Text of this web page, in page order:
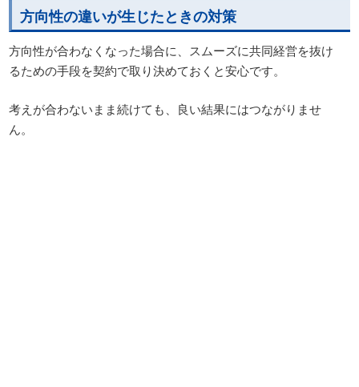
方向性の違いが生じたときの対策
方向性が合わなくなった場合に、スムーズに共同経営を抜け
るための手段を契約で取り決めておくと安心です。
考えが合わないまま続けても、良い結果にはつながりませ
ん。